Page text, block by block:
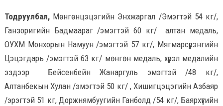
Тодруулбал, Мөнгөнцэцэгийн Энхжаргал /Эмэгтэй 54 кг/,
Ганзоригийн Бадмаараг /эмэгтэй 60 кг/ алтан медаль,
ОУХМ Монхорын Намуун /эмэгтэй 57 кг/, Мягмарсүрэнгийн
Цэцэгдарь /эмэгтэй 63 кг/ мөнгөн медаль, хүрэл медалийн
эздээр Бейсенбейн Жанаргуль эмэгтэй /48 кг/,
Алтанбекын Хулан /эмэгтэй 50 кг/ , Хишигцэцэгийн Азбаяр
/эрэгтэй 51 кг, Доржнямбуугийн Ганболд /54 кг/, Баярхүүгийн